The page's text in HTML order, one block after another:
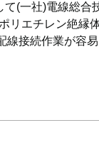
(一社)電線総合
リエチレン絶縁
接続作業が容易